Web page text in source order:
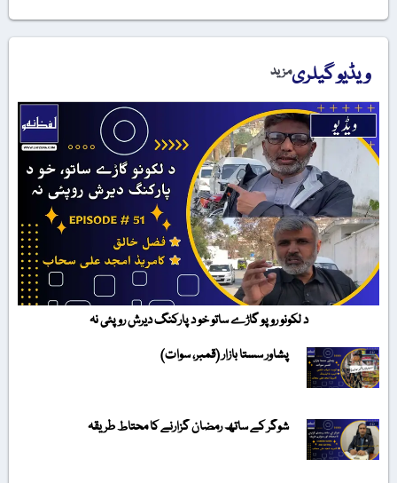
ویڈیو گیلریمزید
د لکونو روپو گاڑے ساتو خو د پارکنگ دیرش روپئی نہ
پشاور سستا بازار (قمبر، سوات)
شوگر کے ساتھ رمضان گزارنے کا محتاط طریقہ